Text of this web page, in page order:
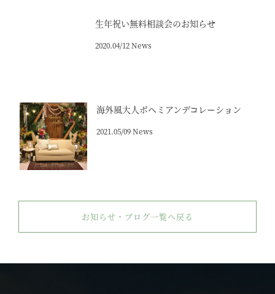
生年祝い無料相談会のお知らせ
2020.04/12 News
海外風大人ボヘミアンデコレーション
2021.05/09 News
お知らせ・ブログ一覧へ戻る